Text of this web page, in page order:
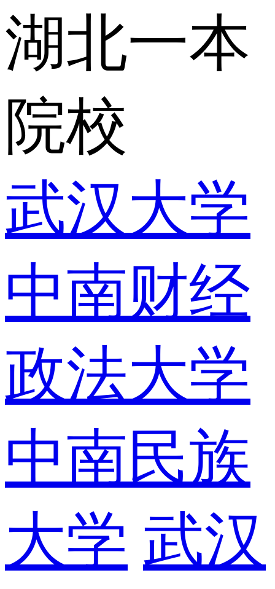
湖北一本
院校
武汉大学
中南财经
政法大学
中南民族
大学 武汉